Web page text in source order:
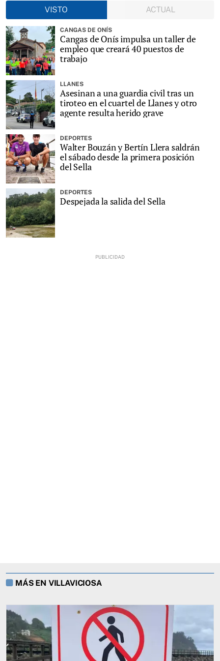
VISTO
ACTUAL
CANGAS DE ONÍS
Cangas de Onís impulsa un taller de
empleo que creará 40 puestos de
trabajo
LLANES
Asesinan a una guardia civil tras un
tiroteo en el cuartel de Llanes y otro
agente resulta herido grave
DEPORTES
Walter Bouzán y Bertín Llera saldrán
el sábado desde la primera posición
del Sella
DEPORTES
Despejada la salida del Sella
MÁS EN VILLAVICIOSA